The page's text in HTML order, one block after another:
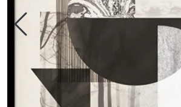
Speil
Trykk av bilder/skilt og innramming
SOMMEROUTLET